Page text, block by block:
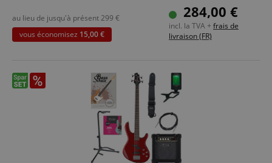
284,00 €
incl. la TVA + frais de
livraison (FR)
au lieu de jusqu'à présent299 €
vous économisez 15,00 €